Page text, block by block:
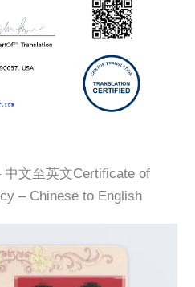
文至英文Certificate of
– Chinese to English